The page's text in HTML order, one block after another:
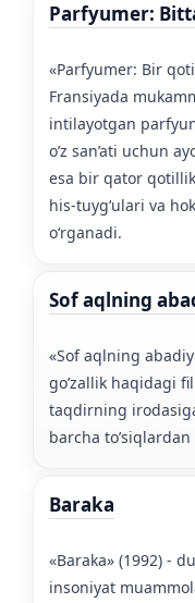
Parfyumer:
«Parfyumer: Bir
Fransiyada
intilayotgan
o’z san’ati uchun
esa bir qator
his-tuygʻulari va
oʻrganadi.
Sof aqlning
«Sof aqlning
go’zallik haqidagi
taqdirning
barcha
Baraka
«Baraka» (1992) -
insoniyat